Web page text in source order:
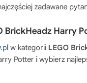
zadawane
BrickHeadz Harry
w kategorii LEGO
Potter i wybierz